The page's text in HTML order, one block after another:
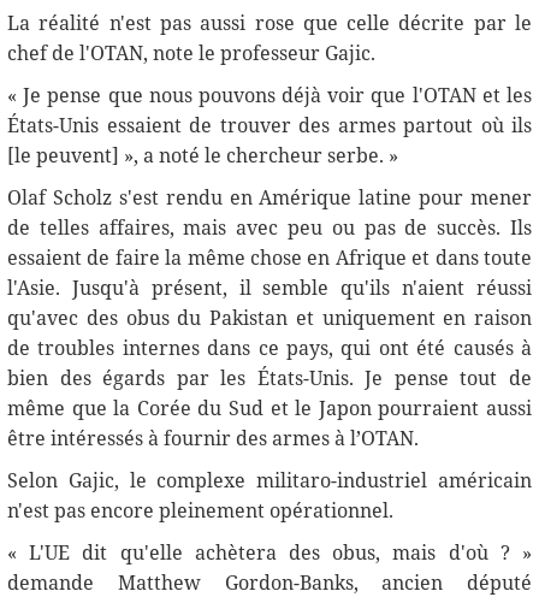
La réalité n'est pas aussi rose que celle décrite par le
chef de l'OTAN, note le professeur Gajiс.
« Je pense que nous pouvons déjà voir que l'OTAN et les
États-Unis essaient de trouver des armes partout où ils
[le peuvent] », a noté le chercheur serbe. »
Olaf Scholz s'est rendu en Amérique latine pour mener
de telles affaires, mais avec peu ou pas de succès. Ils
essaient de faire la même chose en Afrique et dans toute
l'Asie. Jusqu'à présent, il semble qu'ils n'aient réussi
qu'avec des obus du Pakistan et uniquement en raison
de troubles internes dans ce pays, qui ont été causés à
bien des égards par les États-Unis. Je pense tout de
même que la Corée du Sud et le Japon pourraient aussi
être intéressés à fournir des armes à l’OTAN.
Selon Gajiс, le complexe militaro-industriel américain
n'est pas encore pleinement opérationnel.
« L'UE dit qu'elle achètera des obus, mais d'où ? »
demande Matthew Gordon-Banks, ancien député